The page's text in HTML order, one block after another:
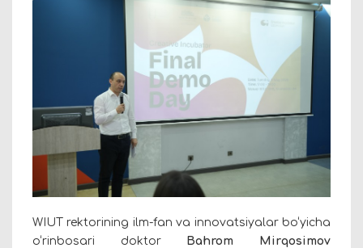
WIUT rektorining ilm-fan va innovatsiyalar bo‘yicha
o‘rinbosari doktor
Bahrom Mirqosimov